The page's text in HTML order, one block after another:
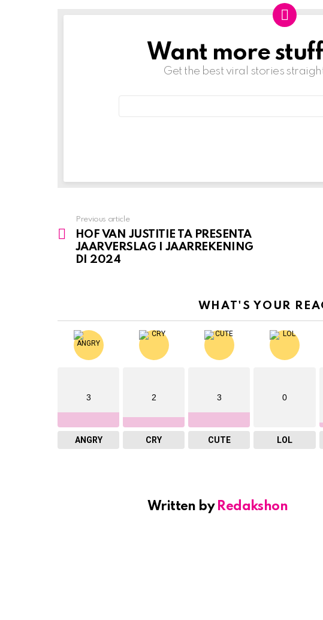
NEWSLETTERWant more
Get the best viral stories
See
more
Previous article
HOF VAN JUSTITIE TA PRESENTA
JAARVERSLAG I JAARREKENING
DI 2024
WHAT'S YOUR
3
ANGRY
2
CRY
3
CUTE
0
LOL
Written by Redakshon